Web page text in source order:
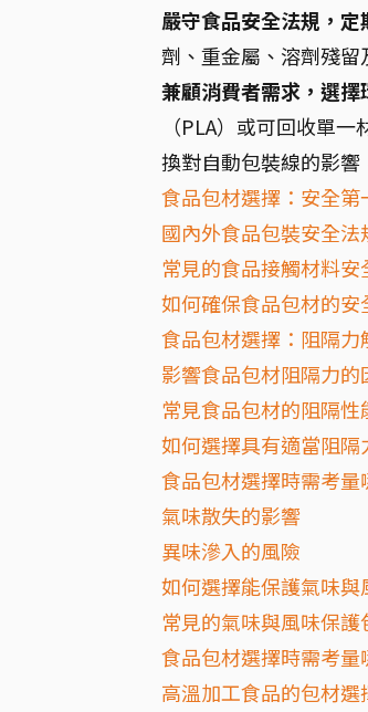
嚴守食品安全法規，定
劑、重金屬、溶劑殘
兼顧消費者需求，選擇
（PLA）或可回收單
換對自動包裝線的影響
食品包材選擇：安全
國內外食品包裝安全法
常見的食品接觸材料安
如何確保食品包材的安
食品包材選擇：阻隔力
影響食品包材阻隔力的
常見食品包材的阻隔性
如何選擇具有適當阻隔
食品包材選擇時需考
氣味散失的影響
異味滲入的風險
如何選擇能保護氣味與
常見的氣味與風味保護
食品包材選擇時需考
高溫加工食品的包材選